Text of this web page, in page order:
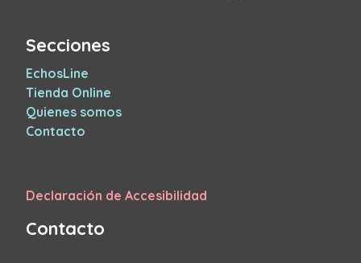
Secciones
EchosLine
Tienda Online
Quienes somos
Contacto
Declaración de Accesibilidad
Contacto